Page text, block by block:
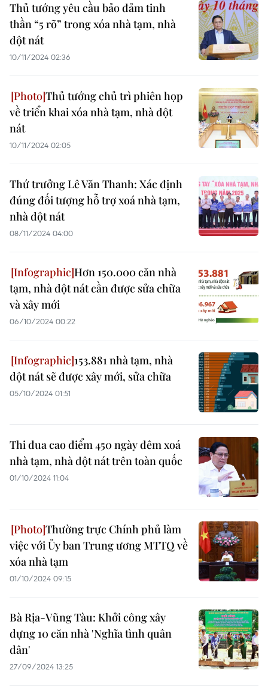
Thủ tướng yêu cầu bảo đảm tinh
thần “5 rõ” trong xóa nhà tạm, nhà
dột nát
10/11/2024 02:36
Thủ tướng chủ trì phiên họp
về triển khai xóa nhà tạm, nhà dột
nát
10/11/2024 02:05
Thứ trưởng Lê Văn Thanh: Xác định
đúng đối tượng hỗ trợ xoá nhà tạm,
nhà dột nát
08/11/2024 04:00
Hơn 150.000 căn nhà
tạm, nhà dột nát cần được sửa chữa
và xây mới
06/10/2024 00:22
153.881 nhà tạm, nhà
dột nát sẽ được xây mới, sửa chữa
05/10/2024 01:51
Thi đua cao điểm 450 ngày đêm xoá
nhà tạm, nhà dột nát trên toàn quốc
01/10/2024 11:04
Thường trực Chính phủ làm
việc với Ủy ban Trung ương MTTQ về
xóa nhà tạm
01/10/2024 09:15
Bà Rịa-Vũng Tàu: Khởi công xây
dựng 10 căn nhà 'Nghĩa tình quân
dân'
27/09/2024 13:25